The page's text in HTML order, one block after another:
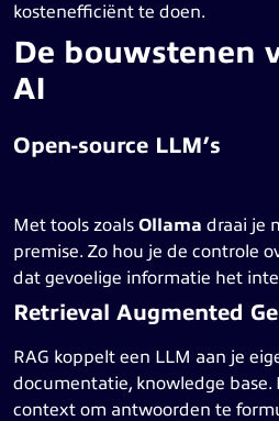
kostenefficiënt te doen.
De bouwstenen
AI
Open-source LLM’s
Met tools zoals Ollama draai je
premise. Zo hou je de controle
dat gevoelige informatie het
Retrieval Augmented
RAG koppelt een LLM aan je
documentatie, knowledge
context om antwoorden te